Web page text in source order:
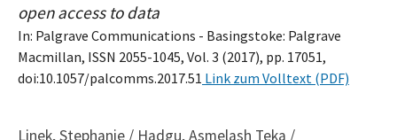
open access to data
In: Palgrave Communications - Basingstoke: Palgrave
Macmillan, ISSN 2055-1045, Vol. 3 (2017), pp. 17051,
doi:10.1057/palcomms.2017.51 Link zum Volltext (PDF)
Linek, Stephanie / Hadgu, Asmelash Teka /